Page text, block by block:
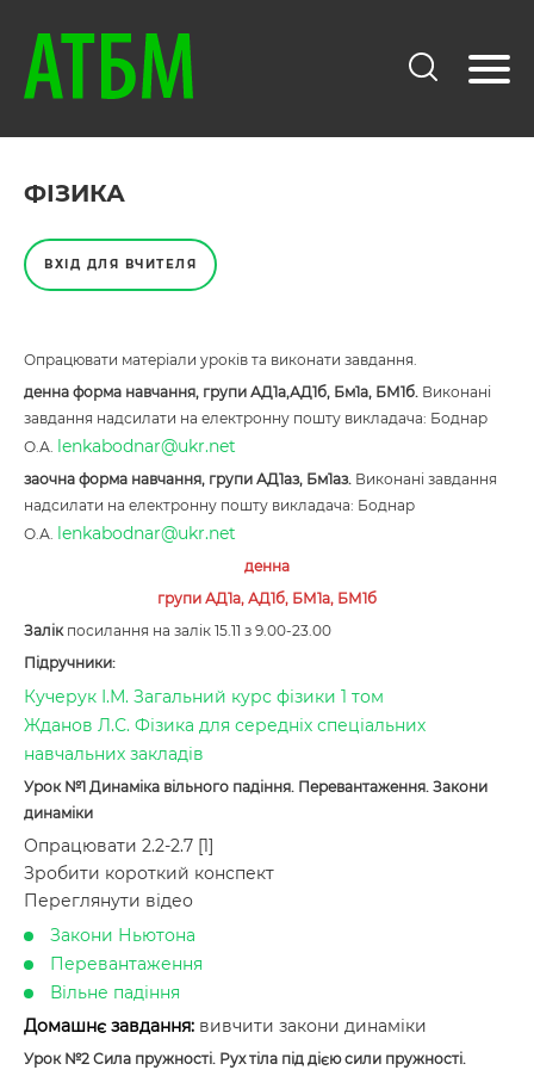
ФІЗИКА
ВХІД ДЛЯ ВЧИТЕЛЯ
Опрацювати матеріали уроків та виконати завдання.
денна форма навчання, групи АД1а,АД1б, Бм1а, БМ1б. Виконані
завдання надсилати на електронну пошту викладача: Боднар
О.А. lenkabodnar@ukr.net
заочна форма навчання, групи АД1аз, Бм1аз. Виконані завдання
надсилати на електронну пошту викладача: Боднар
О.А. lenkabodnar@ukr.net
денна
групи АД1а, АД1б, БМ1а, БМ1б
Залікпосилання на залік 15.11 з 9.00-23.00
Підручники:
Кучерук І.М. Загальний курс фізики 1 том
Жданов Л.С. Фізика для середніх спеціальних
навчальних закладів
Урок №1 Динаміка вільного падіння. Перевантаження. Закони
динаміки
Опрацювати 2.2-2.7 [1]
Зробити короткий конспект
Переглянути відео
Закони Ньютона
Перевантаження
Вільне падіння
Домашнє завдання: вивчити закони динаміки
Урок №2 Сила пружності. Рух тіла під дією сили пружності.